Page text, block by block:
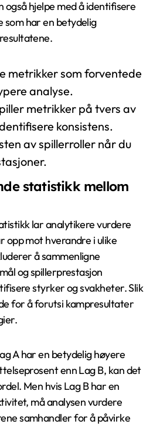
også hjelpe med å identifisere
som har en betydelig
metrikker som forventede
analyse.
metrikker på tvers av
konsistens.
av spillerroller når du
statistikk mellom
lar analytikere vurdere
opp mot hverandre i ulike
å sammenligne
og spillerprestasjon
styrker og svakheter. Slik
for å forutsi kampresultater
A har en betydelig høyere
enn Lag B, kan det
Men hvis Lag B har en
må analysen vurdere
samhandler for å påvirke